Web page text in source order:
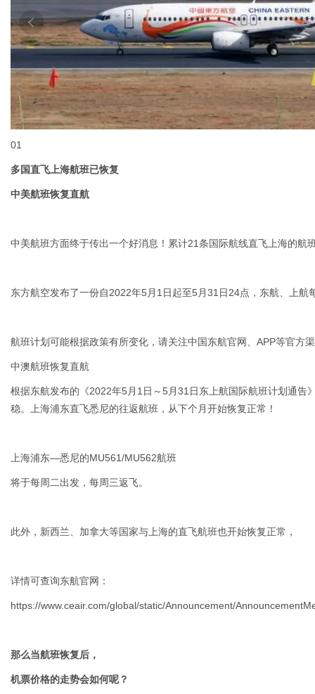
01
多国直飞上海航班已恢复
中美航班恢复直航
中美航班方面终于传出一个好消息！累计21条国际航线直飞上海的航
东方航空发布了一份自2022年5月1日起至5月31日24点，东航、上航
航班计划可能根据政策有所变化，请关注中国东航官网、APP等官方
中澳航班恢复直航
根据东航发布的《2022年5月1日～5月31日东上航国际航班计划通告
稳。上海浦东直飞悉尼的往返航班，从下个月开始恢复正常！
上海浦东—悉尼的MU561/MU562航班
将于每周二出发，每周三返飞。
此外，新西兰、加拿大等国家与上海的直飞航班也开始恢复正常，
详情可查询东航官网：
https://www.ceair.com/global/static/Announcement/
那么当航班恢复后，
机票价格的走势会如何呢？